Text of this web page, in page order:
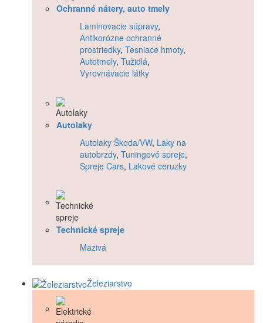
Ochranné nátery, auto tmely
Laminovacie súpravy,
Antikorózne ochranné
prostriedky, Tesniace hmoty,
Autotmely, Tužidlá,
Vyrovnávacie látky
Autolaky
Autolaky Škoda/VW, Laky na
autobrzdy, Tuningové spreje,
Spreje Cars, Lakové ceruzky
Technické spreje
Mazivá
Železiarstvo